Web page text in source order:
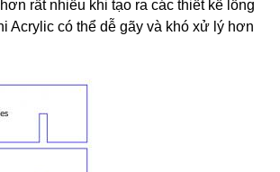
rất nhiều khi tạo ra các thiết kế lồng
Acrylic có thể dễ gãy và khó xử lý hơn